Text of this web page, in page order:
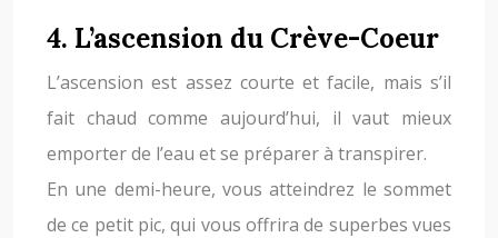
4. L’ascension du Crève-Coeur
L’ascension est assez courte et facile, mais s’il
fait chaud comme aujourd’hui, il vaut mieux
emporter de l’eau et se préparer à transpirer.
En une demi-heure, vous atteindrez le sommet
de ce petit pic, qui vous offrira de superbes vues